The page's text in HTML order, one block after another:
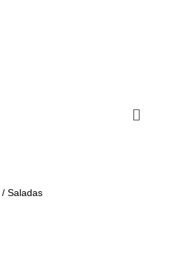
/ Saladas